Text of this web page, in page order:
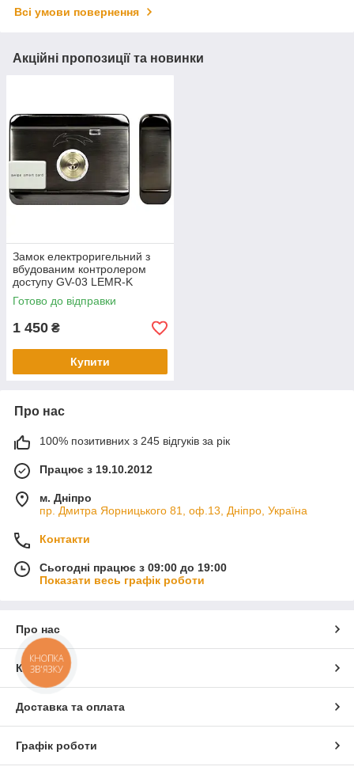
Всі умови повернення
Акційні пропозиції та новинки
Замок електроригельний з
вбудованим контролером
доступу GV-03 LEMR-K
Готово до відправки
1 450 ₴
Купити
Про нас
100% позитивних з 245 відгуків за рік
Працює з 19.10.2012
м. Дніпро
пр. Дмитра Яорницького 81, оф.13, Дніпро, Україна
Контакти
Сьогодні працює з 09:00 до 19:00
Показати весь графік роботи
Про нас
Контакти
Доставка та оплата
Графік роботи
КНОПКА
ЗВ'ЯЗКУ